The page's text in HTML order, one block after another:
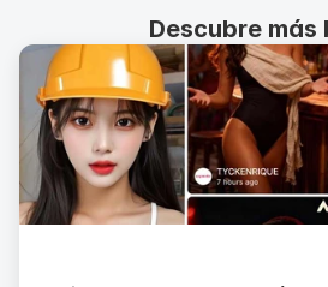
Descubre más